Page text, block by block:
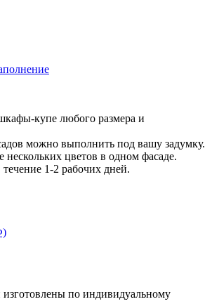
купе любого размера и
можно выполнить под вашу задумку.
нескольких цветов в одном фасаде.
течение 1-2 рабочих дней.
по индивидуальному